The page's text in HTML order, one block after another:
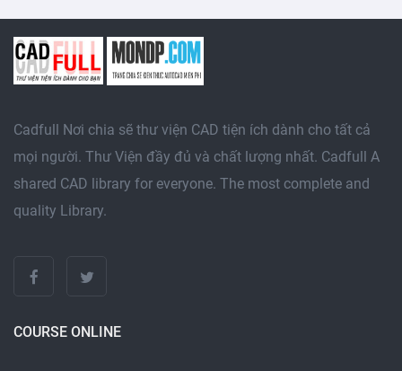
Cadfull Nơi chia sẽ thư viện CAD tiện ích dành cho tất cả
mọi người. Thư Viện đầy đủ và chất lượng nhất. Cadfull A
shared CAD library for everyone. The most complete and
quality Library.
COURSE ONLINE